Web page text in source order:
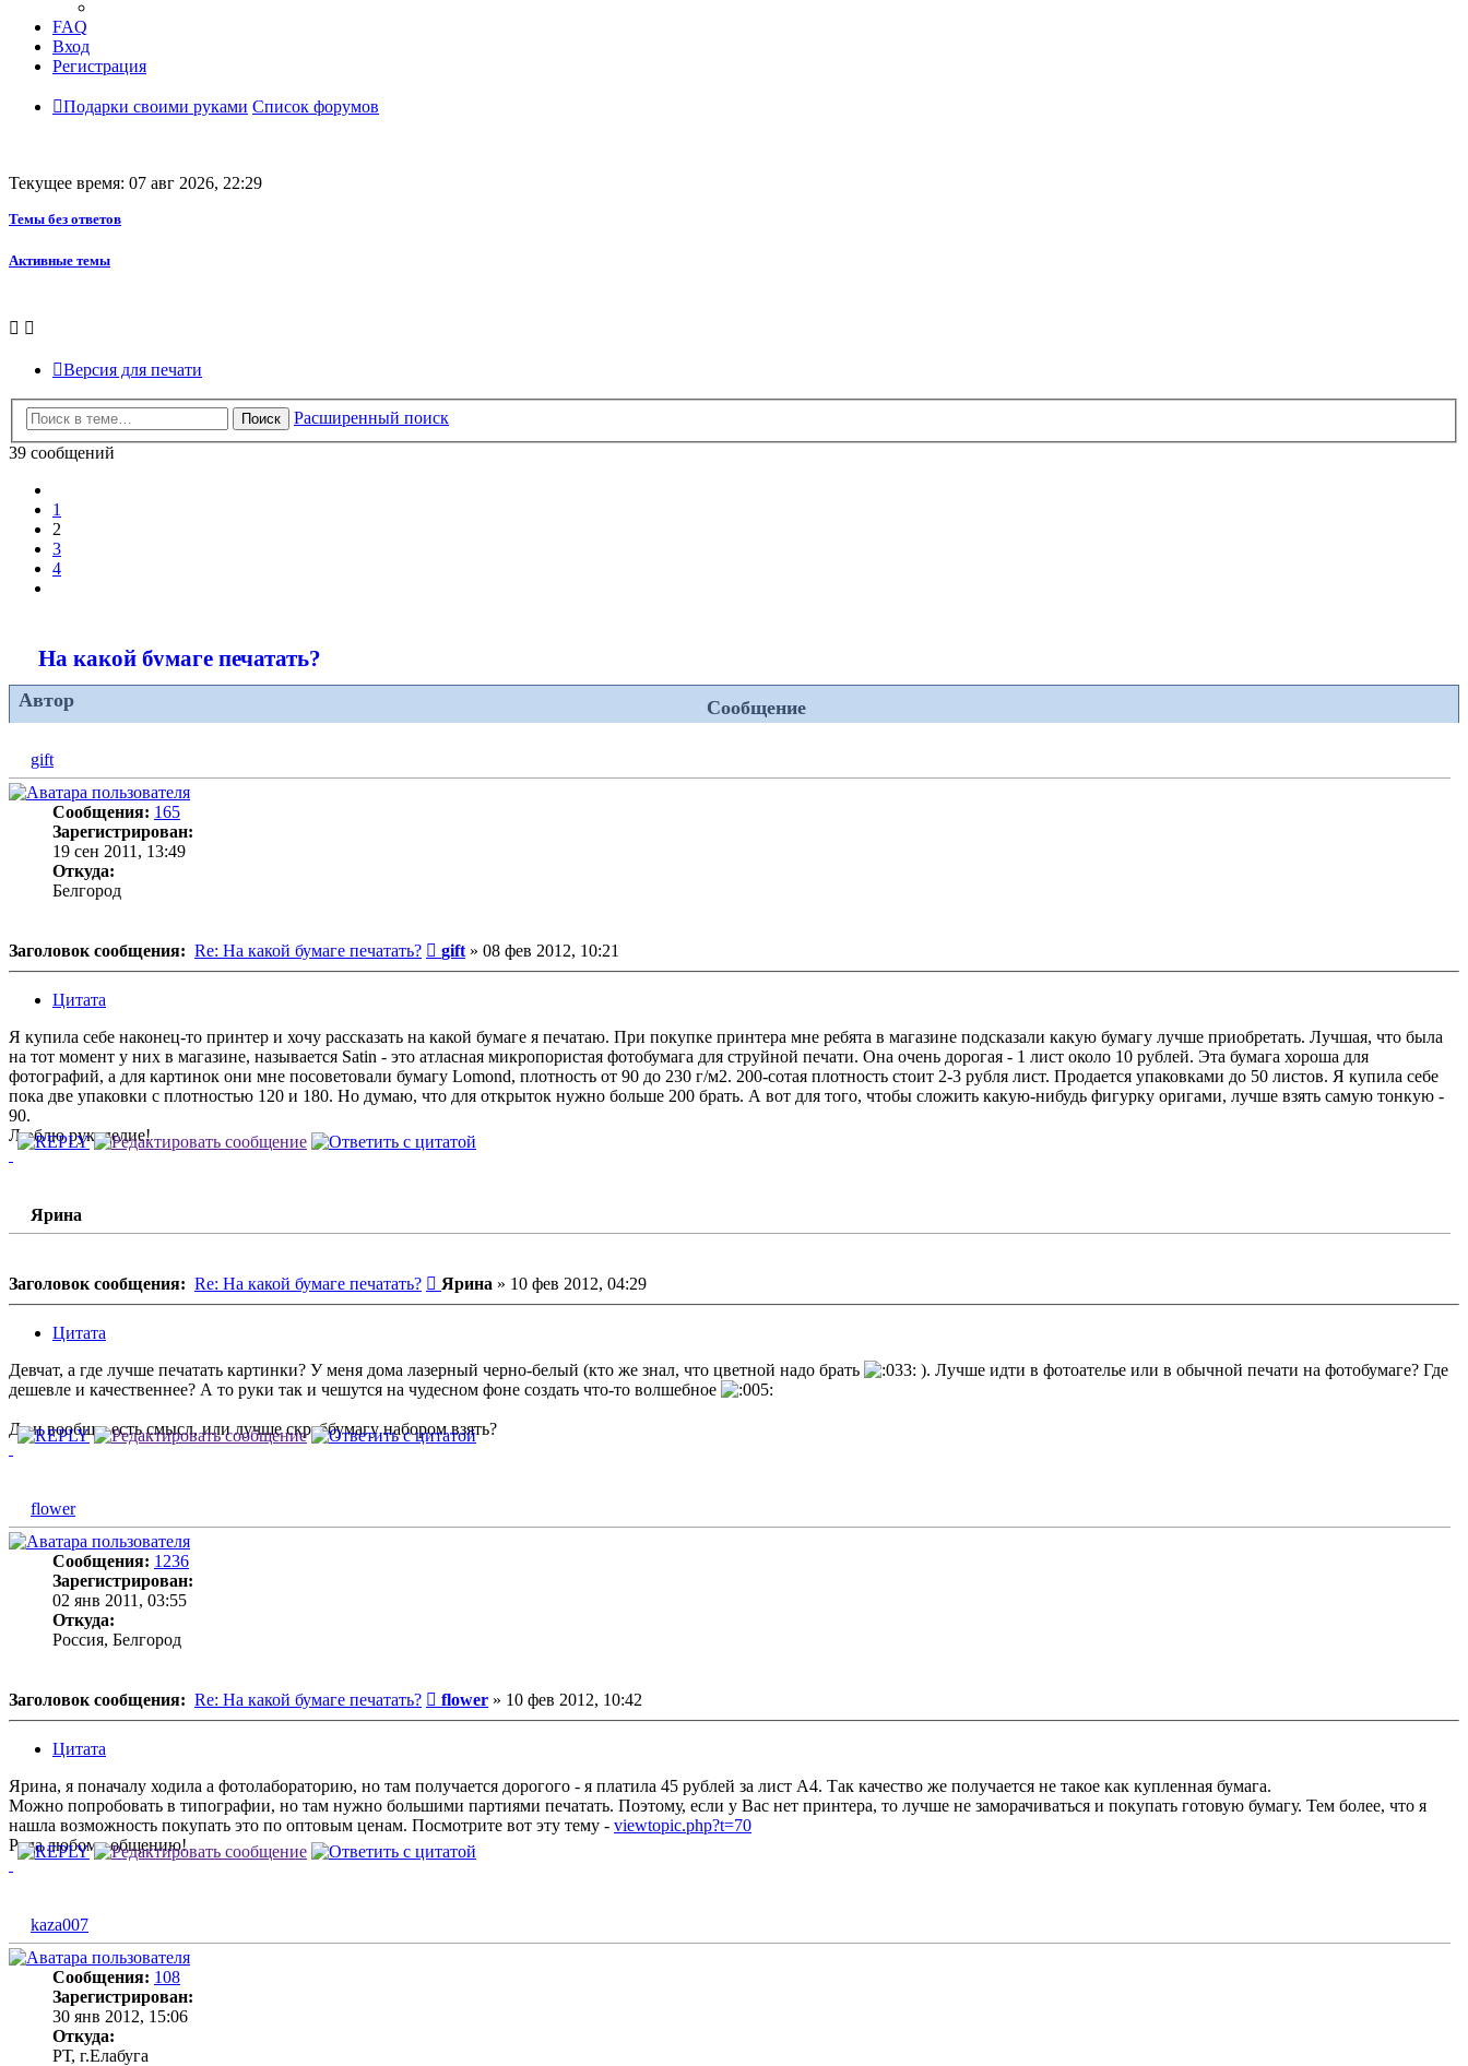
FAQ
Вход
Регистрация
Подарки своими руками Список форумов
Текущее время: 07 авг 2026, 22:29
Темы без ответов
Активные темы
Версия для печати
Поиск
Расширенный поиск
39 сообщений
1
2
3
4
На какой бумаге печатать?
Автор Сообщение
gift
Сообщения: 165
Зарегистрирован:
19 сен 2011, 13:49
Откуда:
Белгород
Заголовок сообщения: Re: На какой бумаге печатать? Сообщение
gift » 08 фев 2012, 10:21
Цитата
Я купила себе наконец-то принтер и хочу рассказать на какой бумаге я печатаю. При покупке принтера мне ребята в магазине подсказали какую бумагу лучше приобретать. Лучшая, что была
на тот момент у них в магазине, называется Satin - это атласная микропористая фотобумага для струйной печати. Она очень дорогая - 1 лист около 10 рублей. Эта бумага хороша для
фотографий, а для картинок они мне посоветовали бумагу Lomond, плотность от 90 до 230 г/м2. 200-сотая плотность стоит 2-3 рубля лист. Продается упаковками до 50 листов. Я купила себе
пока две упаковки с плотностью 120 и 180. Но думаю, что для открыток нужно больше 200 брать. А вот для того, чтобы сложить какую-нибудь фигурку оригами, лучше взять самую тонкую -
90.
Люблю рукоделие!
Ярина
Заголовок сообщения: Re: На какой бумаге печатать? Сообщение
Ярина » 10 фев 2012, 04:29
Цитата
Девчат, а где лучше печатать картинки? У меня дома лазерный черно-белый (кто же знал, что цветной надо брать
). Лучше идти в фотоателье или в обычной печати на фотобумаге? Где
дешевле и качественнее? А то руки так и чешутся на чудесном фоне создать что-то волшебное
Да и вообще, есть смысл, или лучше скраббумагу набором взять?
flower
Сообщения: 1236
Зарегистрирован:
02 янв 2011, 03:55
Откуда:
Россия, Белгород
Заголовок сообщения: Re: На какой бумаге печатать? Сообщение
flower » 10 фев 2012, 10:42
Цитата
Ярина, я поначалу ходила a фотолабораторию, но там получается дорогого - я платила 45 рублей за лист А4. Так качество же получается не такое как купленная бумага.
Можно попробовать в типографии, но там нужно большими партиями печатать. Поэтому, если у Вас нет принтера, то лучше не заморачиваться и покупать готовую бумагу. Тем более, что я
нашла возможность покупать это по оптовым ценам. Посмотрите вот эту тему - viewtopic.php?t=70
Рада любому общению!
kaza007
Сообщения: 108
Зарегистрирован:
30 янв 2012, 15:06
Откуда:
РТ, г.Елабуга